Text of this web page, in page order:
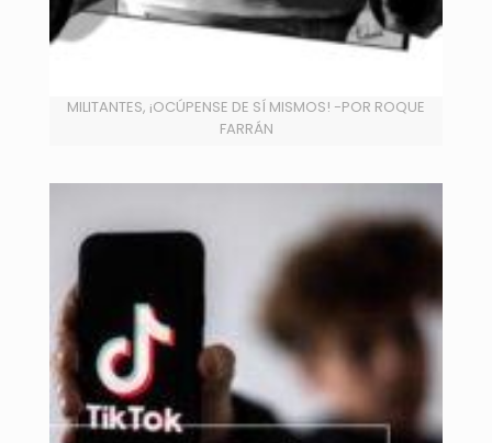
MILITANTES, ¡OCÚPENSE DE SÍ MISMOS! -POR ROQUE
FARRÁN